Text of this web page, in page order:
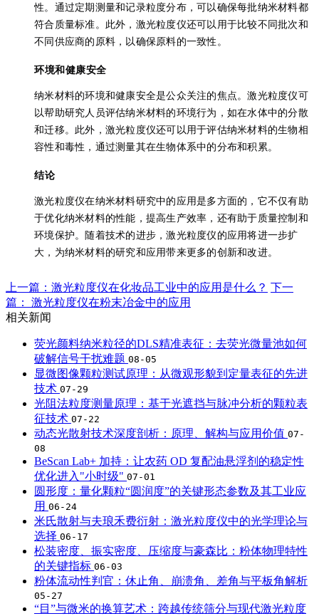
性。通过定期测量和记录粒度分布，可以确保每批纳米材料都
符合质量标准。此外，激光粒度仪还可以用于比较不同批次和
不同供应商的原料，以确保原料的一致性。
环境和健康安全
纳米材料的环境和健康安全是公众关注的焦点。激光粒度仪可
以帮助研究人员评估纳米材料的环境行为，如在水体中的分散
和迁移。此外，激光粒度仪还可以用于评估纳米材料的生物相
容性和毒性，通过测量其在生物体系中的分布和积累。
结论
激光粒度仪在纳米材料研究中的应用是多方面的，它不仅有助
于优化纳米材料的性能，提高生产效率，还有助于质量控制和
环境保护。随着技术的进步，激光粒度仪的应用将进一步扩
大，为纳米材料的研究和应用带来更多的创新和改进。
上一篇：激光粒度仪在化妆品工业中的应用是什么？ 下一
篇： 激光粒度仪在粉末冶金中的应用
相关新闻
荧光颜料纳米粒径的DLS精准表征：去荧光微量池如何
破解信号干扰难题 08-05
显微图像颗粒测试原理：从微观形貌到定量表征的先进
技术 07-29
光阻法粒度测量原理：基于光遮挡与脉冲分析的颗粒表
征技术 07-22
动态光散射技术深度剖析：原理、解构与应用价值 07-
08
BeScan Lab+ 加持：让农药 OD 复配油悬浮剂的稳定性
优化进入"小时级" 07-01
圆形度：量化颗粒“圆润度”的关键形态参数及其工业应
用 06-24
米氏散射与夫琅禾费衍射：激光粒度仪中的光学理论与
选择 06-17
松装密度、振实密度、压缩度与豪森比：粉体物理特性
的关键指标 06-03
粉体流动性判官：休止角、崩溃角、差角与平板角解析
05-27
“目”与微米的换算艺术：跨越传统筛分与现代激光粒度